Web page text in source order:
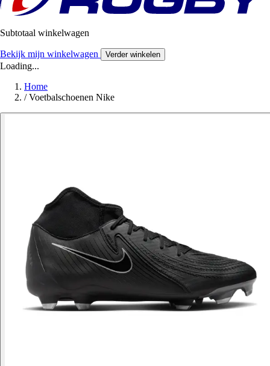
Subtotaal winkelwagen
Bekijk mijn winkelwagen Verder winkelen
Loading...
Home
/ Voetbalschoenen Nike